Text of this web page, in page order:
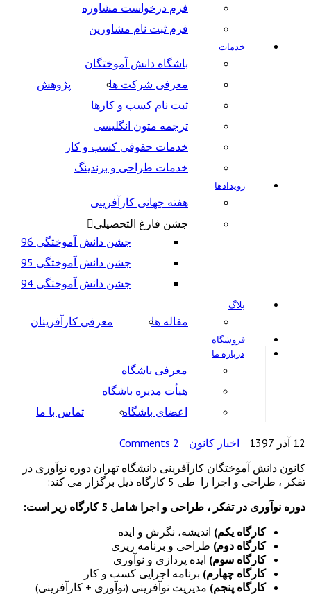
فرم درخواست مشاوره
فرم ثبت نام مشاورین
خدمات
باشگاه دانش آموختگان
معرفی شرکت ها
پژوهش
ثبت نام کسب و کارها
ترجمه متون انگلیسی
خدمات حقوقی کسب و کار
خدمات طراحی و برندینگ
رویدادها
هفته جهانی کارآفرینی
جشن فارغ التحصیلی
جشن دانش آموختگی 96
جشن دانش آموختگی 95
جشن دانش آموختگی 94
بلاگ
مقاله ها معرفی کارآفرینان
فروشگاه
درباره ما
معرفی باشگاه
هیأت مدیره باشگاه
اعضای باشگاه
تماس با ما
12 آذر 1397 اخبار کانون
2 Comments
کانون دانش آموختگان کارآفرینی دانشگاه تهران دوره نوآوری در
تفکر ، طراحی و اجرا را طی 5 کارگاه ذیل برگزار می کند:
دوره نوآوری در تفکر ، طراحی و اجرا شامل 5 کارگاه زیر است:
کارگاه یکم) اندیشه، نگرش و ایده
کارگاه دوم) طراحی و برنامه ریزی
کارگاه سوم) ایده پردازی و نوآوری
کارگاه چهارم) برنامه اجرایی کسب و کار
کارگاه پنجم) مدیریت نوآفرینی (نوآوری + کارآفرینی)